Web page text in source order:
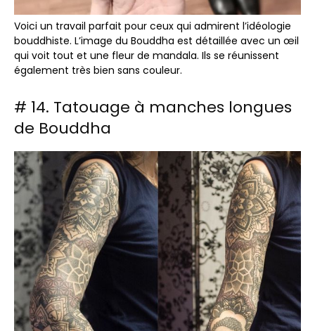
Voici un travail parfait pour ceux qui admirent l’idéologie
bouddhiste. L’image du Bouddha est détaillée avec un œil
qui voit tout et une fleur de mandala. Ils se réunissent
également très bien sans couleur.
# 14. Tatouage à manches longues
de Bouddha